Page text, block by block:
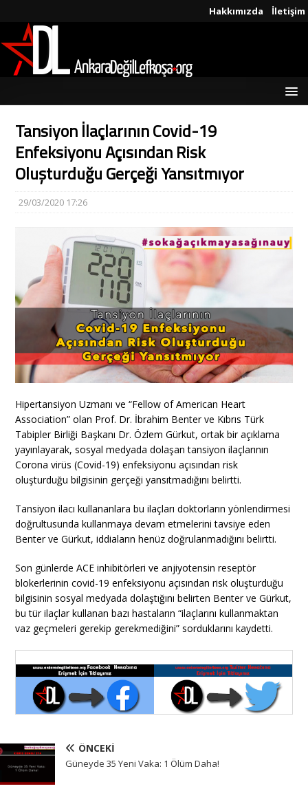
Hakkımızda İletişim
Tansiyon İlaçlarının Covid-19
Enfeksiyonu Açısından Risk
Oluşturduğu Gerçeği Yansıtmıyor
29/03/2020 17:26
Hipertansiyon Uzmanı ve “Fellow of American Heart
Association” olan Prof. Dr. İbrahim Benter ve Kıbrıs Türk
Tabipler Birliği Başkanı Dr. Özlem Gürkut, ortak bir açıklama
yayınlayarak, sosyal medyada dolaşan tansiyon ilaçlarının
Corona virüs (Covid-19) enfeksiyonu açısından risk
oluşturduğu bilgisinin gerçeği yansıtmadığını belirtti.
Tansiyon ilacı kullananlara bu ilaçları doktorların yönlendirmesi
doğrultusunda kullanmaya devam etmelerini tavsiye eden
Benter ve Gürkut, iddiaların henüz doğrulanmadığını belirtti.
Son günlerde ACE inhibitörleri ve anjiyotensin reseptör
blokerlerinin covid-19 enfeksiyonu açısından risk oluşturduğu
bilgisinin sosyal medyada dolaştığını belirten Benter ve Gürkut,
bu tür ilaçlar kullanan bazı hastaların “ilaçlarını kullanmaktan
vaz geçmeleri gerekip gerekmediğini” sorduklarını kaydetti.
ÖNCEKI
Güneyde 35 Yeni Vaka: 1 Ölüm Daha!